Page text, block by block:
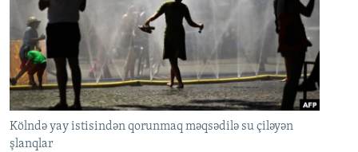
Kölndə yay istisindən qorunmaq məqsədilə su çiləyən
şlanqlar